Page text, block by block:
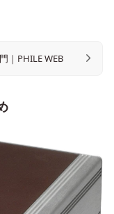
｜PHILE WEB